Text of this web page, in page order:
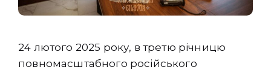
24 лютого 2025 року, в третю річницю
повномасштабного російського